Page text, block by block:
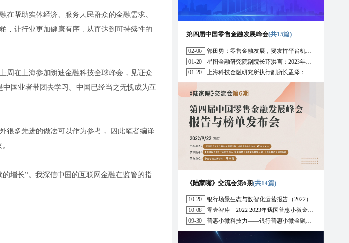
帮助实体经济、服务人民群众的金融需求、
，让行业更加健康有序，从而达到可持续性的
周在上海参加朗迪金融科技全球峰会，见证众
国业者带团去学习。中国已经当之无愧成为互
很多先进的做法可以作为参考， 因此笔者编译
增长”。我深信中国的互联网金融在监管的指
第四届中国零售金融发展峰会(共15篇)
02-06
郭田勇：零售金融发展，要发挥平台机构的作用
01-20
星图金融研究院副院长薛洪言：2023年消费信贷或迎来新起点
01-20
上海科技金融研究所执行副所长孟添：开放银行与嵌入式金融为数字普惠金融带来更大发展空间
《陆家嘴》交流会第6期(共14篇)
10-20
银行场景生态与数智化运营报告（2022）
10-08
零壹智库：2022-2023年我国普惠小微金融十大趋势展望
09-30
普惠小微科技力——银行普惠小微金融战略与科技解决方案研究报告（2022）